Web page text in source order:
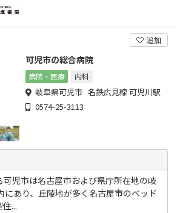
追加
可児市の総合病院
病院・医療 内科
岐阜県可児市 名鉄広見線 可児川駅
0574-25-3113
可児市は名古屋市および県庁所在地の岐
にあり、丘陵地が多く名古屋市のベッド
...